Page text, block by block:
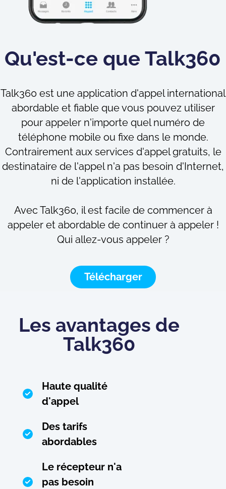
Qu'est-ce que Talk360
Talk360 est une application d'appel international
abordable et fiable que vous pouvez utiliser
pour appeler n'importe quel numéro de
téléphone mobile ou fixe dans le monde.
Contrairement aux services d'appel gratuits, le
destinataire de l'appel n'a pas besoin d'Internet,
ni de l'application installée.
Avec Talk360, il est facile de commencer à
appeler et abordable de continuer à appeler !
Qui allez-vous appeler ?
Télécharger
Les avantages de
Talk360
Haute qualité
d'appel
Des tarifs
abordables
Le récepteur n'a
pas besoin